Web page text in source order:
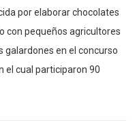
por elaborar chocolates
con pequeños agricultores
galardones en el concurso
el cual participaron 90